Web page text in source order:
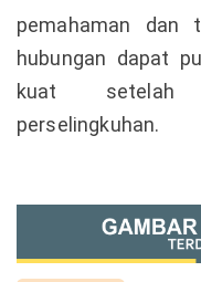
pemahaman dan
hubungan dapat
kuat setelah
perselingkuhan.